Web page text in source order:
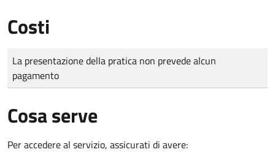
Costi
Tipo di pagamento
Importo
La presentazione della pratica non prevede alcun
pagamento
Cosa serve
Per accedere al servizio, assicurati di avere: